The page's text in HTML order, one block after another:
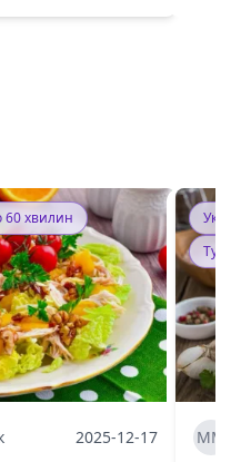
60 хвилин
2025-12-17 ММ